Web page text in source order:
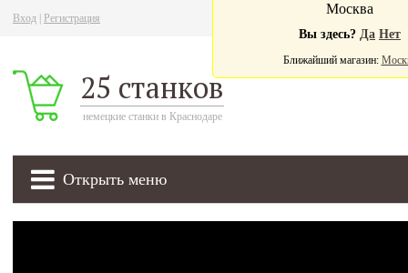
Вход Регистрация
25 станков
немецкие станки в Краснодаре
Открыть меню
Москва
Вы здесь? Да Нет
Ближайший магазин: